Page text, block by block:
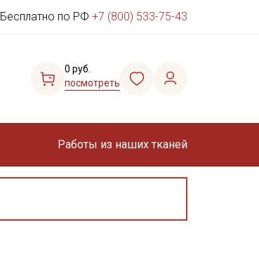
Бесплатно по РФ +7 (800) 533-75-43
0 руб.
посмотреть
Работы из наших тканей